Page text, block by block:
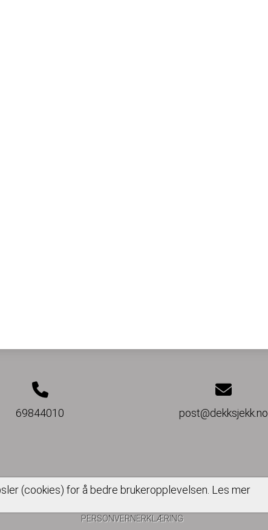
69844010 post@dekksjekk.no
(cookies) for å bedre brukeropplevelsen. Les mer
PERSONVERNERKLÆRING